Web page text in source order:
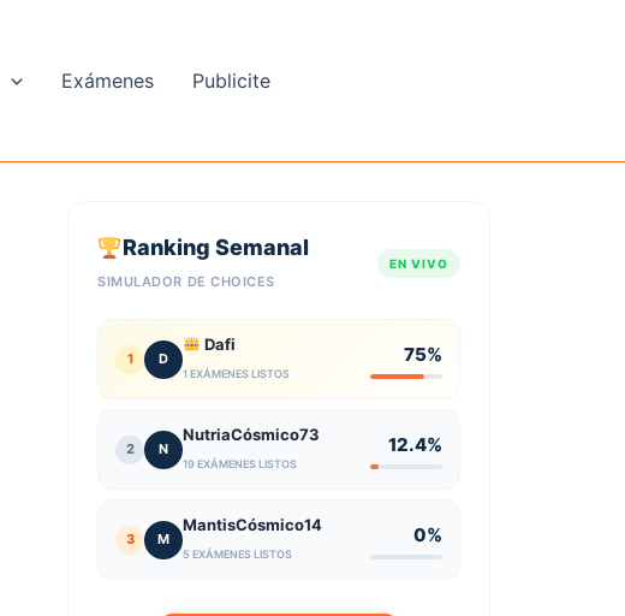
Exámenes Publicite
Ranking Semanal
SIMULADOR DE CHOICES
EN VIVO
1 D
Dafi
1 EXÁMENES LISTOS
75%
2 N
NutriaCósmico73
19 EXÁMENES LISTOS
12.4%
3 M
MantisCósmico14
5 EXÁMENES LISTOS
0%